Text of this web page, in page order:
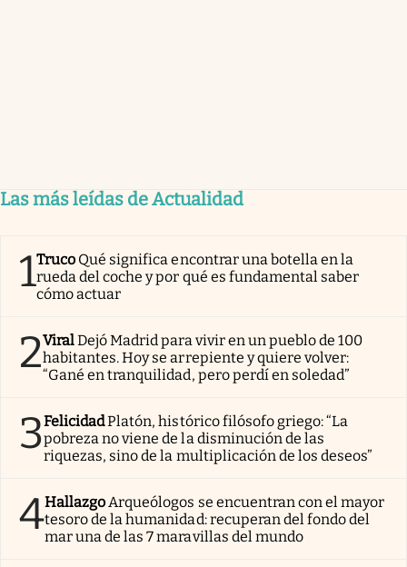
Las más leídas de Actualidad
1Truco Qué significa encontrar una botella en la
rueda del coche y por qué es fundamental saber
cómo actuar
2ViralDejó Madrid para vivir en un pueblo de 100
habitantes. Hoy se arrepiente y quiere volver:
“Gané en tranquilidad, pero perdí en soledad”
3FelicidadPlatón, histórico filósofo griego: “La
pobreza no viene de la disminución de las
riquezas, sino de la multiplicación de los deseos”
4Hallazgo Arqueólogos se encuentran con el mayor
tesoro de la humanidad: recuperan del fondo del
mar una de las 7 maravillas del mundo